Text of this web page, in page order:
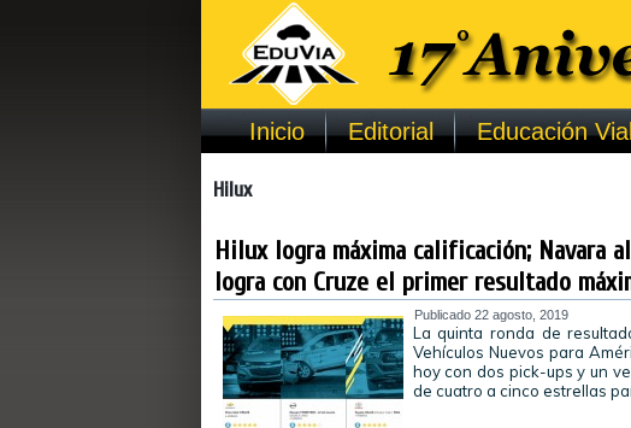
Inicio Editorial Educación
Hilux
Hilux logra máxima calificación; Navara
logra con Cruze el primer resultado
Publicado 22 agosto, 2019
La quinta ronda de
Vehículos Nuevos para
hoy con dos pick-ups y un
de cuatro a cinco estrellas